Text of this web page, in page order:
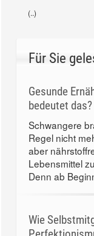
(..)
Für Sie
Gesunde
bedeutet das?
Schwangere
Regel nicht
aber
Lebensmittel
Denn ab
Wie